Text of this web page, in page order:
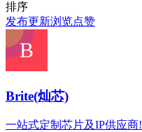
排序
发布更新浏览点赞
Brite(灿芯)
一站式定制芯片及IP供应商!